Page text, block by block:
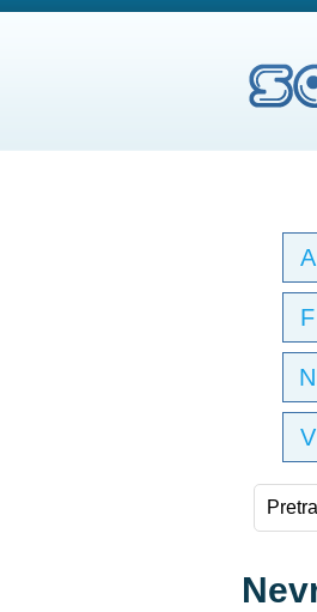
A
F
N
V